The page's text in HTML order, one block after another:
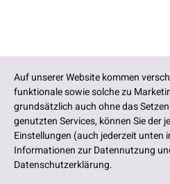
Auf unserer Website kommen
funktionale sowie solche zu
grundsätzlich auch ohne das
genutzten Services, können Sie der
Einstellungen (auch jederzeit unten
Informationen zur Datennutzung
Datenschutzerklärung.